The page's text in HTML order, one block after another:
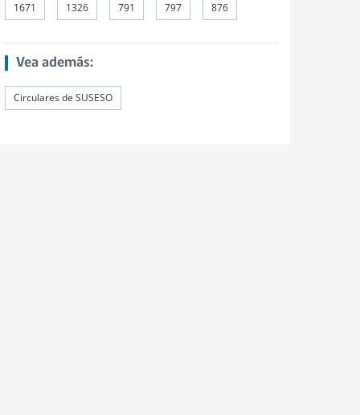
1671 1326 791 797 876
Vea además:
Circulares de SUSESO